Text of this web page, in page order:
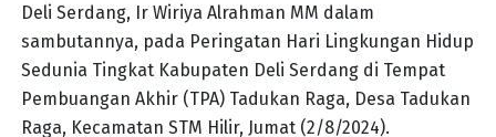
Deli Serdang, Ir Wiriya Alrahman MM dalam
sambutannya, pada Peringatan Hari Lingkungan Hidup
Sedunia Tingkat Kabupaten Deli Serdang di Tempat
Pembuangan Akhir (TPA) Tadukan Raga, Desa Tadukan
Raga, Kecamatan STM Hilir, Jumat (2/8/2024).